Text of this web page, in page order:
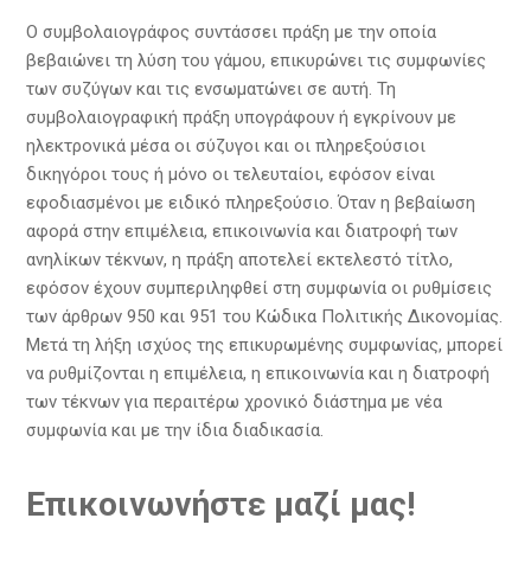
Ο συμβολαιογράφος συντάσσει πράξη με την οποία
βεβαιώνει τη λύση του γάμου, επικυρώνει τις συμφωνίες
των συζύγων και τις ενσωματώνει σε αυτή. Τη
συμβολαιογραφική πράξη υπογράφουν ή εγκρίνουν με
ηλεκτρονικά μέσα οι σύζυγοι και οι πληρεξούσιοι
δικηγόροι τους ή μόνο οι τελευταίοι, εφόσον είναι
εφοδιασμένοι με ειδικό πληρεξούσιο. Όταν η βεβαίωση
αφορά στην επιμέλεια, επικοινωνία και διατροφή των
ανηλίκων τέκνων, η πράξη αποτελεί εκτελεστό τίτλο,
εφόσον έχουν συμπεριληφθεί στη συμφωνία οι ρυθμίσεις
των άρθρων 950 και 951 του Κώδικα Πολιτικής Δικονομίας.
Μετά τη λήξη ισχύος της επικυρωμένης συμφωνίας, μπορεί
να ρυθμίζονται η επιμέλεια, η επικοινωνία και η διατροφή
των τέκνων για περαιτέρω χρονικό διάστημα με νέα
συμφωνία και με την ίδια διαδικασία.
Επικοινωνήστε μαζί μας!